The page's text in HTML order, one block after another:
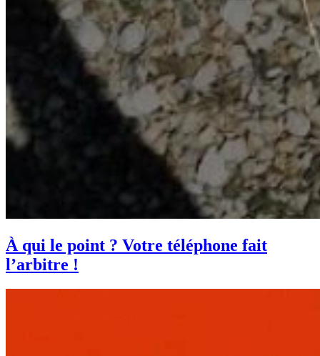
À qui le point ? Votre téléphone fait
l’arbitre !